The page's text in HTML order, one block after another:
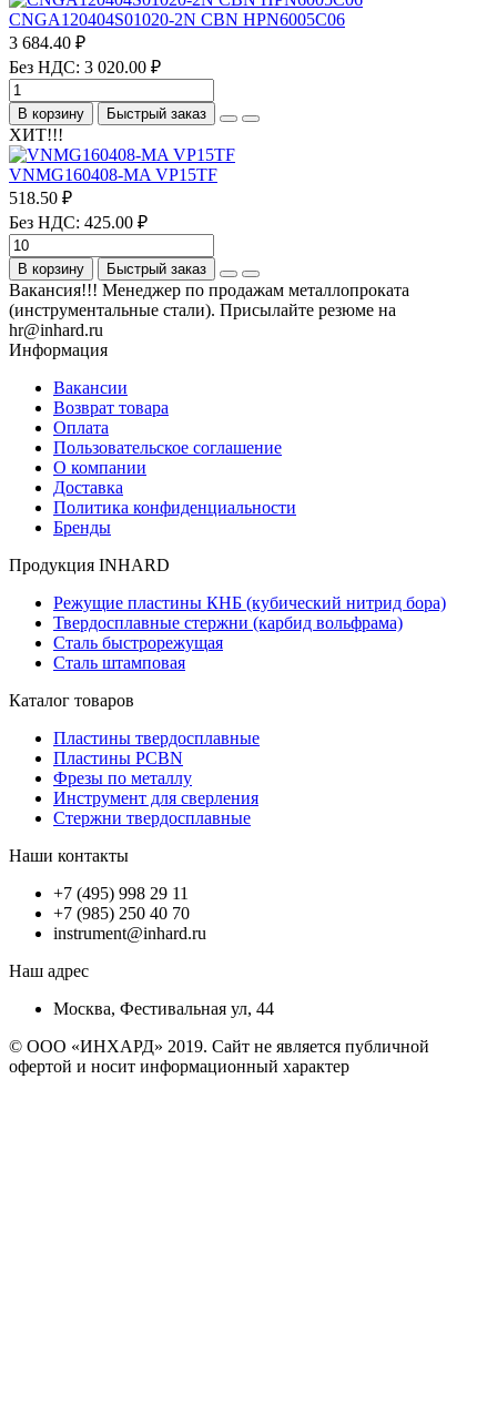
CNGA120404S01020-2N CBN HPN6005C06
3 684.40 ₽
Без НДС: 3 020.00 ₽
В корзину Быстрый заказ
ХИТ!!!
VNMG160408-MA VP15TF
518.50 ₽
Без НДС: 425.00 ₽
В корзину Быстрый заказ
Вакансия!!! Менеджер по продажам металлопроката
(инструментальные стали). Присылайте резюме на
hr@inhard.ru
Информация
Вакансии
Возврат товара
Оплата
Пользовательское соглашение
О компании
Доставка
Политика конфиденциальности
Бренды
Продукция INHARD
Режущие пластины КНБ (кубический нитрид бора)
Твердосплавные стержни (карбид вольфрама)
Сталь быстрорежущая
Сталь штамповая
Каталог товаров
Пластины твердосплавные
Пластины PCBN
Фрезы по металлу
Инструмент для сверления
Стержни твердосплавные
Наши контакты
+7 (495) 998 29 11
+7 (985) 250 40 70
instrument@inhard.ru
Наш адрес
Москва, Фестивальная ул, 44
© ООО «ИНХАРД» 2019. Сайт не является публичной
офертой и носит информационный характер